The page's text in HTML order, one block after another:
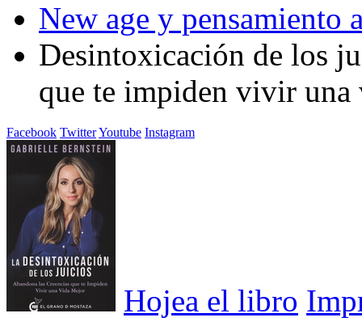
New age y pensamiento
Desintoxicación de los
que te impiden vivir una
Facebook TwitterYoutube Instagram
Hojea el libro